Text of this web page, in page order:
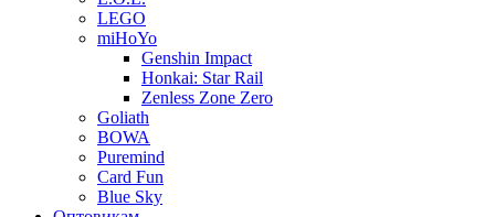
LEGO
miHoYo
Genshin Impact
Honkai: Star Rail
Zenless Zone Zero
Goliath
BOWA
Puremind
Card Fun
Blue Sky